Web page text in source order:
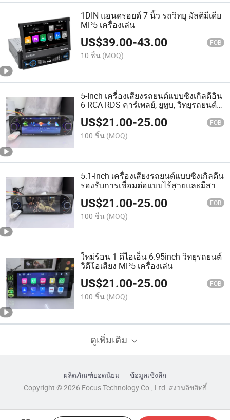
1DIN แอนดรอยด์ 7 นิ้ว รถวิทยุ มัลติมีเดีย
MP5 เครื่องเล่น
US$39.00-43.00 FOB
10 ชิ้น (MOQ)
5-Inch เครื่องเสียงรถยนต์แบบซิงเกิลดีอิน
6 RCA RDS คาร์เพลย์, ยูทูบ, วิทยุรถยนต์
และ MP5 เครื่องเล่นรถยนต์
US$21.00-25.00 FOB
100 ชิ้น (MOQ)
5.1-Inch เครื่องเสียงรถยนต์แบบซิงเกิลดีน
รองรับการเชื่อมต่อแบบไร้สายและมีสาย
USB/Bt
US$21.00-25.00 FOB
100 ชิ้น (MOQ)
ใหม่ร้อน 1 ดีไอเอ็น 6.95inch วิทยุรถยนต์
วิดีโอเสียง MP5 เครื่องเล่น
US$21.00-25.00 FOB
100 ชิ้น (MOQ)
ดูเพิ่มเติม
ผลิตภัณฑ์ยอดนิยม
ข้อมูลเชิงลึก
Copyright © 2026 Focus Technology Co., Ltd. สงวนลิขสิทธิ์